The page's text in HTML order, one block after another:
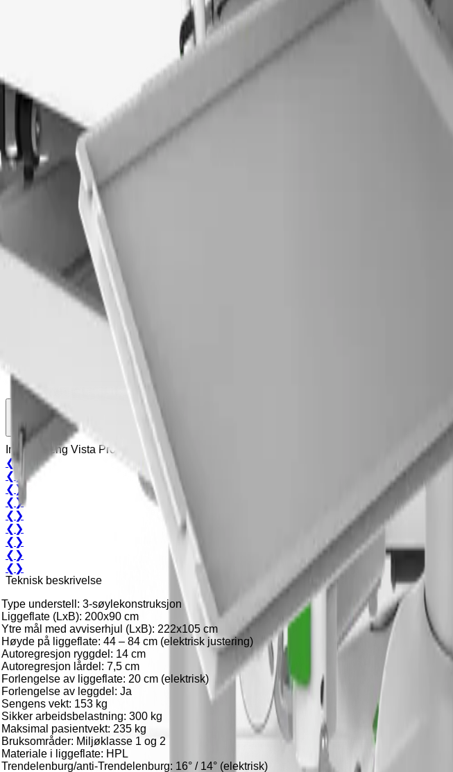
produkter
Produkter
Support
Kontakt
Tilbake
Intensivseng Vista Pro
❮❯
❮ ❯
❮ ❯
❮ ❯
❮ ❯
❮ ❯
❮ ❯
❮ ❯
❮ ❯
Teknisk beskrivelse
Type understell: 3-søylekonstruksjon
Liggeflate (LxB): 200x90 cm
Ytre mål med avviserhjul (LxB): 222x105 cm
Høyde på liggeflate: 44 – 84 cm (elektrisk justering)
Autoregresjon ryggdel: 14 cm
Autoregresjon lårdel: 7,5 cm
Forlengelse av liggeflate: 20 cm (elektrisk)
Forlengelse av leggdel: Ja
Sengens vekt: 153 kg
Sikker arbeidsbelastning: 300 kg
Maksimal pasientvekt: 235 kg
Bruksområder: Miljøklasse 1 og 2
Materiale i liggeflate: HPL
Trendelenburg/anti-Trendelenburg: 16° / 14° (elektrisk)